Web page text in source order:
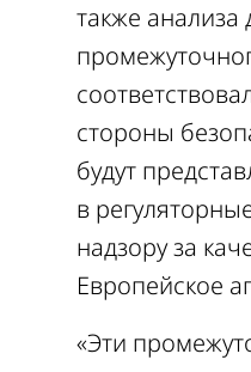
также
стороны
будут
в
надзору за
Европейское
«Эти